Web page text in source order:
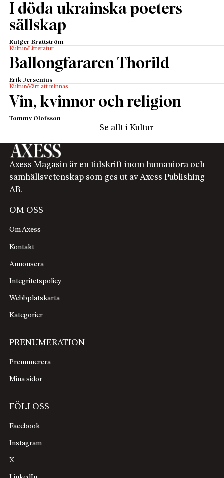
I döda ukrainska poeters
sällskap
Rutger Brattström
Kultur Litteratur
Ballongfararen Thorild
Erik Jersenius
Kultur Värt att minnas
Vin, kvinnor och religion
Tommy Olofsson
Se allt i Kultur
Axess Magasin är en tidskrift inom humaniora och
samhällsvetenskap som ges ut av Axess Publishing
AB.
OM OSS
Om Axess
Kontakt
Annonsera
Integritetspolicy
Webbplatskarta
Kategorier
PRENUMERATION
Prenumerera
Mina sidor
FÖLJ OSS
Facebook
Instagram
X